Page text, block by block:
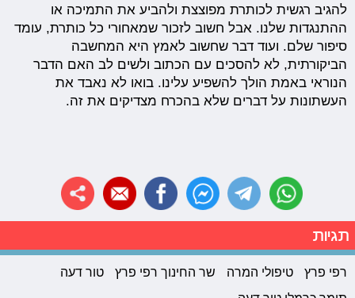
להגיב רגשית לכותרת מפוצצת ולהביע את התמיכה או
ההתנגדות שלנו. אבל חשוב לזכור שמאחורי כל כותרת, עומד
סיפור שלם. ועוד דבר שחשוב לאמץ היא המחשבה
הביקורתית, לא להסכים עם הכתוב ולשים לב האם הדבר
הנוראי באמת הולך להשפיע עלינו. בואו לא נאבד את
העשתונות על דברים שלא בהכרח מצדיקים את זה.
תגיות
רפי פרץ טיפולי המרה שר החינוך רפי פרץ
טור דעה